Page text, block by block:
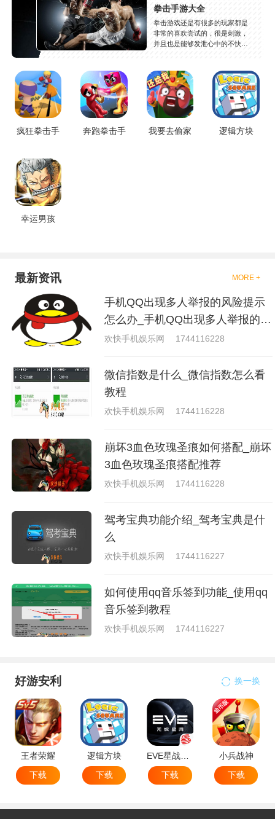
拳击手游大全
拳击游戏还是有很多的玩家都是
非常的喜欢尝试的，很是刺激，
并且也是能够发泄心中的不快
是一些格斗的游戏，其实是非常
的有趣，也是相当的刺激的，游
戏中是有一些不同的场景都是能
够去进行体验的，我们也是能够
去刺激的进行对战的，小编现在
就是收集了一些有意思的拳击游
戏，相信你们一定会喜欢的。
疯狂拳击手 奔跑拳击手 我要去偷家 逻辑方块
幸运男孩
最新资讯 MORE +
手机QQ出现多人举报的风险提示
怎么办_手机QQ出现多人举报的风
险原因分析
欢快手机娱乐网 1744116228
微信指数是什么_微信指数怎么看
教程
欢快手机娱乐网 1744116228
崩坏3血色玫瑰圣痕如何搭配_崩坏
3血色玫瑰圣痕搭配推荐
欢快手机娱乐网 1744116228
驾考宝典功能介绍_驾考宝典是什
么
欢快手机娱乐网 1744116227
如何使用qq音乐签到功能_使用qq
音乐签到教程
欢快手机娱乐网 1744116227
好游安利 换一换
王者荣耀
下载
逻辑方块
下载
EVE星战前夜无烬星河
下载
小兵战神
下载